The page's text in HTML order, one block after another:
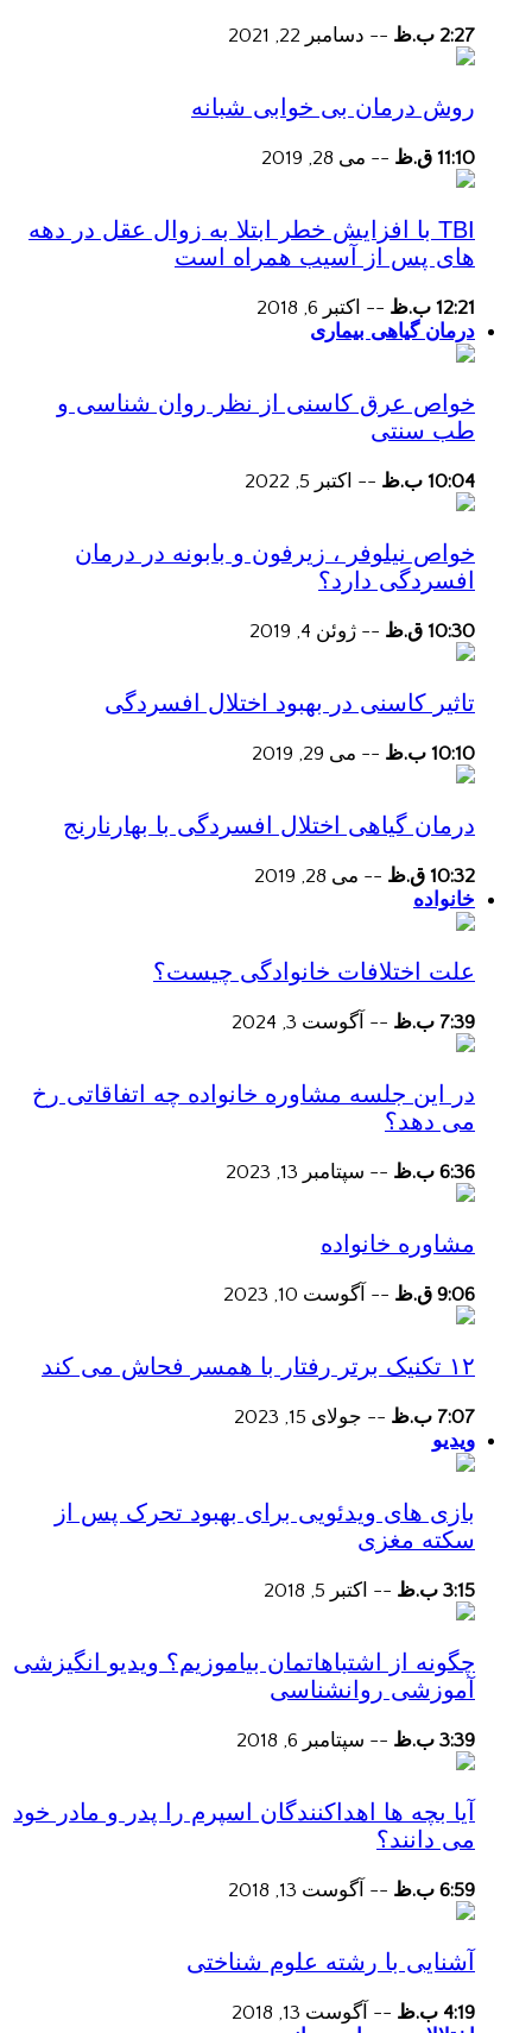
2:27 ب.ظ -- دسامبر 22, 2021
روش درمان بی خوابی شبانه
11:10 ق.ظ -- می 28, 2019
TBI با افزایش خطر ابتلا به زوال عقل در دهه
های پس از آسیب همراه است
12:21 ب.ظ -- اکتبر 6, 2018
درمان گیاهی بیماری
خواص عرق کاسنی از نظر روان شناسی و
طب سنتی
10:04 ب.ظ -- اکتبر 5, 2022
خواص نیلوفر ، زیرفون و بابونه در درمان
افسردگی دارد؟
10:30 ق.ظ -- ژوئن 4, 2019
تاثیر کاسنی در بهبود اختلال افسردگی
10:10 ب.ظ -- می 29, 2019
درمان گیاهی اختلال افسردگی با بهارنارنج
10:32 ق.ظ -- می 28, 2019
خانواده
علت اختلافات خانوادگی چیست؟
7:39 ب.ظ -- آگوست 3, 2024
در این جلسه مشاوره خانواده چه اتفاقاتی رخ
می دهد؟
6:36 ب.ظ -- سپتامبر 13, 2023
مشاوره خانواده
9:06 ق.ظ -- آگوست 10, 2023
۱۲ تکنیک برتر رفتار با همسر فحاش می کند
7:07 ب.ظ -- جولای 15, 2023
ویدیو
بازی های ویدئویی برای بهبود تحرک پس از
سکته مغزی
3:15 ب.ظ -- اکتبر 5, 2018
چگونه از اشتباهاتمان بیاموزیم؟ ویدیو انگیزشی
آموزشی روانشناسی
3:39 ب.ظ -- سپتامبر 6, 2018
آیا بچه ها اهداکنندگان اسپرم را پدر و مادر خود
می دانند؟
6:59 ب.ظ -- آگوست 13, 2018
آشنایی با رشته علوم شناختی
4:19 ب.ظ -- آگوست 13, 2018